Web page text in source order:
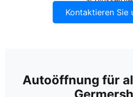
Kontaktieren Sie
Autoöffnung für